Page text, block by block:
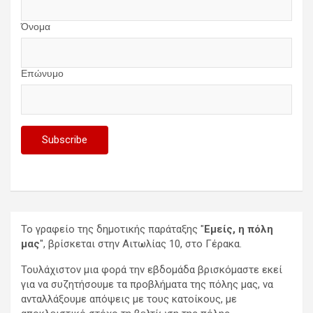
Όνομα
Επώνυμο
Το γραφείο της δημοτικής παράταξης " Εμείς, η πόλη
μας", βρίσκεται στην Αιτωλίας 10, στο Γέρακα.
Τουλάχιστον μια φορά την εβδομάδα βρισκόμαστε εκεί
για να συζητήσουμε τα προβλήματα της πόλης μας, να
ανταλλάξουμε απόψεις με τους κατοίκους, με